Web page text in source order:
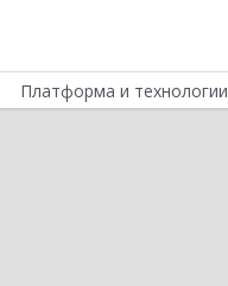
Платформа и технологии